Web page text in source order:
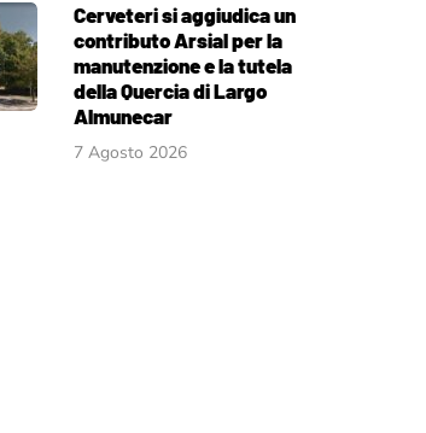
Cerveteri si aggiudica un
contributo Arsial per la
manutenzione e la tutela
della Quercia di Largo
Almunecar
7 Agosto 2026